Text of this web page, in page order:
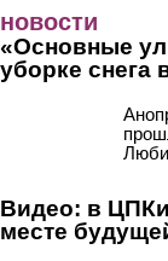
новости
«Основные
уборке снега
Видео: в
месте